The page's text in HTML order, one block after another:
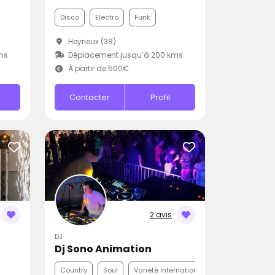
Disco Electro Funk
Heyrieux (38)
Déplacement jusqu’à 200 kms
À partir de 500€
Contacter Profil
2 avis
DJ
Dj Sono Animation
Country Soul Variété Internationale